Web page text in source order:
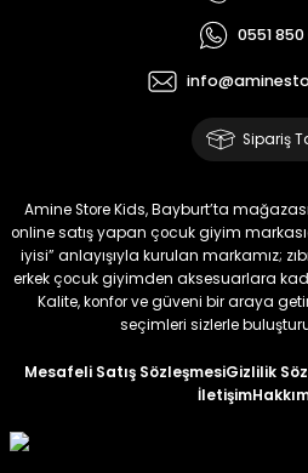
₺ 2.340
Koren Kız Çocuk ve Bebek Tayt
₺ 320
₺ 250
Yeni
Koren
₺ 320
₺ 250
%22
Koren Kız Çocuk ve Bebek Tayt
₺ 250
%22
Koren
₺ 320
0551
Sipariş
Amine Store Kids, Bayburt’ta
online satış yapan çocuk giyim
iyisi” anlayışıyla kurulan markamız;
erkek çocuk giyimden aksesuarlara
Kalite, konfor ve güveni bir araya
seçimleri sizlerle
Mesafeli Satış SözleşmesiGizlilik
İletişim